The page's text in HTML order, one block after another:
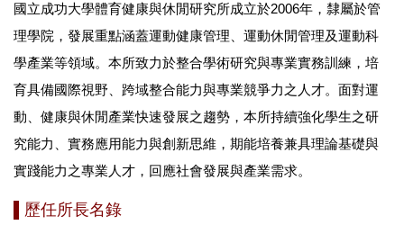
碩士班
課程資訊
學位考試申請
招生資訊
國立成功大學體育健康與休閒研究所成立於2006年，隸屬於管
理學院，發展重點涵蓋運動健康管理、運動休閒管理及運動科
學產業等領域。本所致力於整合學術研究與專業實務訓練，培
育具備國際視野、跨域整合能力與專業競爭力之人才。面對運
動、健康與休閒產業快速發展之趨勢，本所持續強化學生之研
究能力、實務應用能力與創新思維，期能培養兼具理論基礎與
實踐能力之專業人才，回應社會發展與產業需求。
歷任所長名錄